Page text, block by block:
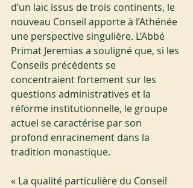
d’un laïc issus de trois continents, le
nouveau Conseil apporte à l’Athénée
une perspective singulière. L’Abbé
Primat Jeremias a souligné que, si les
Conseils précédents se
concentraient fortement sur les
questions administratives et la
réforme institutionnelle, le groupe
actuel se caractérise par son
profond enracinement dans la
tradition monastique.
« La qualité particulière du Conseil